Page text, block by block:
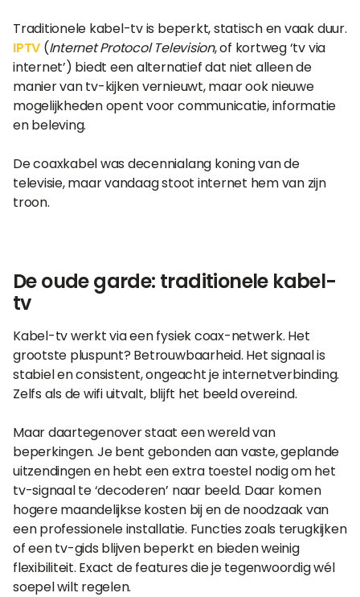
Traditionele kabel-tv is beperkt, statisch en vaak duur.
IPTV (Internet Protocol Television, of kortweg ‘tv via
internet’) biedt een alternatief dat niet alleen de
manier van tv-kijken vernieuwt, maar ook nieuwe
mogelijkheden opent voor communicatie, informatie
en beleving.
De coaxkabel was decennialang koning van de
televisie, maar vandaag stoot internet hem van zijn
troon.
De oude garde: traditionele kabel-
tv
Kabel-tv werkt via een fysiek coax-netwerk. Het
grootste pluspunt? Betrouwbaarheid. Het signaal is
stabiel en consistent, ongeacht je internetverbinding.
Zelfs als de wifi uitvalt, blijft het beeld overeind.
Maar daartegenover staat een wereld van
beperkingen. Je bent gebonden aan vaste, geplande
uitzendingen en hebt een extra toestel nodig om het
tv-signaal te ‘decoderen’ naar beeld. Daar komen
hogere maandelijkse kosten bij en de noodzaak van
een professionele installatie. Functies zoals terugkijken
of een tv-gids blijven beperkt en bieden weinig
flexibiliteit. Exact de features die je tegenwoordig wél
soepel wilt regelen.